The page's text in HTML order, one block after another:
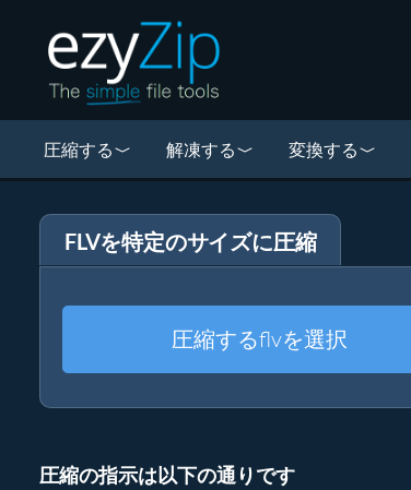
圧縮する 解凍する 変換する
FLVを特定のサイズに圧縮
圧縮するflvを選択
圧縮の指示は以下の通りです